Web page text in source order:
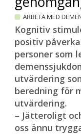
bankärenden
bästa att gå
vända sig till
fyrkantiga
liknande.
Ann-Marie
som håller i
deltagarna
information.
ARBETA MED
Kognitiv
positiv
personer som
utvärdering
beredning för
utvärdering.
– Jätteroligt
oss ännu